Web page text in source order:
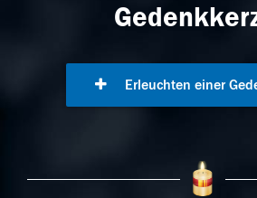
Erleuchten einer